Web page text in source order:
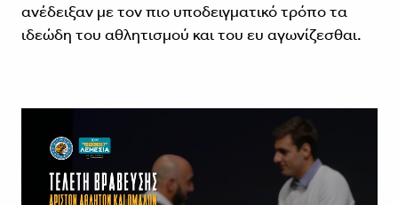
ανέδειξαν με τον πιο υποδειγματικό τρόπο τα
ιδεώδη του αθλητισμού και του ευ αγωνίζεσθαι.